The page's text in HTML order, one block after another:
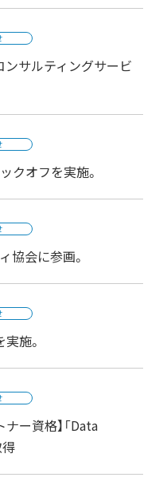
ンサルティングサービ
クオフを実施。
協会に参画。
施。
ー資格】「Data